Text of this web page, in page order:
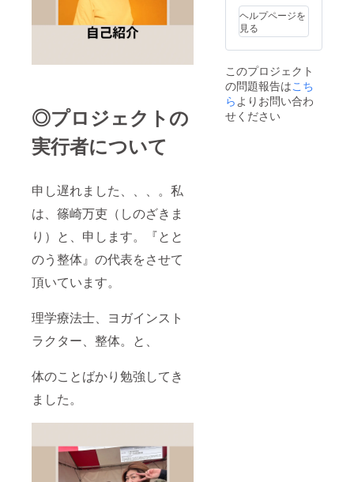
◎プロジェクトの
実行者について
申し遅れました、、、。私
は、篠崎万吏（しのざきま
り）と、申します。『とと
のう整体』の代表をさせて
頂いています。
理学療法士、ヨガインスト
ラクター、整体。と、
体のことばかり勉強してき
ました。
なく話
るよう
に限定5
ます。
ヘルプページを
見る
このプロジェクト
の問題報告はこち
らよりお問い合わ
せください